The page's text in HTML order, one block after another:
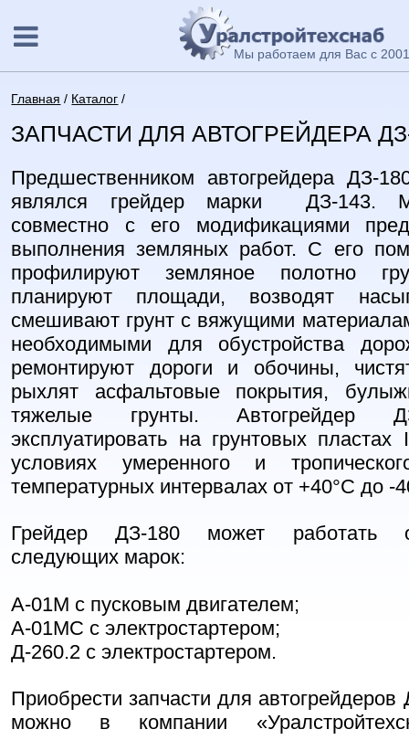
Мы работаем для Вас с
Главная / Каталог /
ЗАПЧАСТИ ДЛЯ АВТОГРЕЙДЕРА
Предшественником автогрейдера ДЗ-
являлся грейдер марки ДЗ-143.
совместно с его модификациями
выполнения земляных работ. С его
профилируют земляное полотно
планируют площади, возводят
смешивают грунт с вяжущими
необходимыми для обустройства
ремонтируют дороги и обочины,
рыхлят асфальтовые покрытия,
тяжелые грунты. Автогрейдер
эксплуатировать на грунтовых пластах
условиях умеренного и
температурных интервалах от +40°С до -
Грейдер ДЗ-180 может работать
следующих марок:
А-01М с пусковым двигателем;
А-01МС с электростартером;
Д-260.2 с электростартером.
Приобрести запчасти для
можно в компании